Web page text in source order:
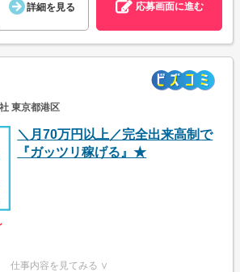
詳細を見る 応募画面に進む
東京都港区
＼月70万円以上／完全出来高制で
『ガッツリ稼げる』★
仕事内容を見てみる ∨